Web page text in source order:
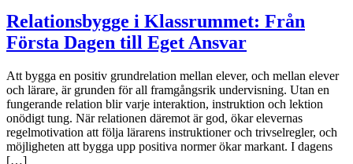
Relationsbygge i Klassrummet: Från
Första Dagen till Eget Ansvar
Att bygga en positiv grundrelation mellan elever, och mellan elever
och lärare, är grunden för all framgångsrik undervisning. Utan en
fungerande relation blir varje interaktion, instruktion och lektion
onödigt tung. När relationen däremot är god, ökar elevernas
regelmotivation att följa lärarens instruktioner och trivselregler, och
möjligheten att bygga upp positiva normer ökar markant. I dagens
[…]